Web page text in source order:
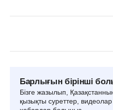
Барлығын бірінші
Бізге жазылып,
қызықты суреттер,